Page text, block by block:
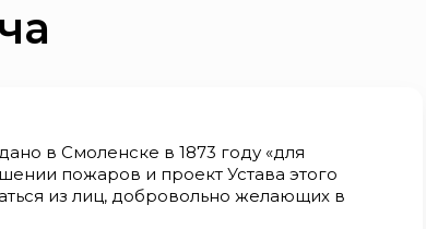
в Смоленске в 1873 году «для
пожаров и проект Устава этого
из лиц, добровольно желающих в